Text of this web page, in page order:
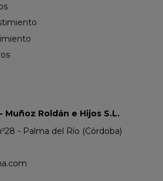
Roldán e Hijos S.L.
- Palma del Río (Córdoba)